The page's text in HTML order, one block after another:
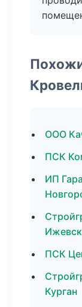
ООО
ПСК
ИП
Ижевск
ПСК
Курган